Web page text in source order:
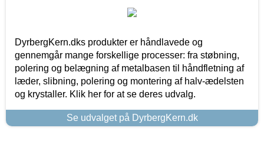
DyrbergKern.dks produkter er håndlavede og
gennemgår mange forskellige processer: fra støbning,
polering og belægning af metalbasen til håndfletning af
læder, slibning, polering og montering af halv-ædelsten
og krystaller. Klik her for at se deres udvalg.
Se udvalget på DyrbergKern.dk